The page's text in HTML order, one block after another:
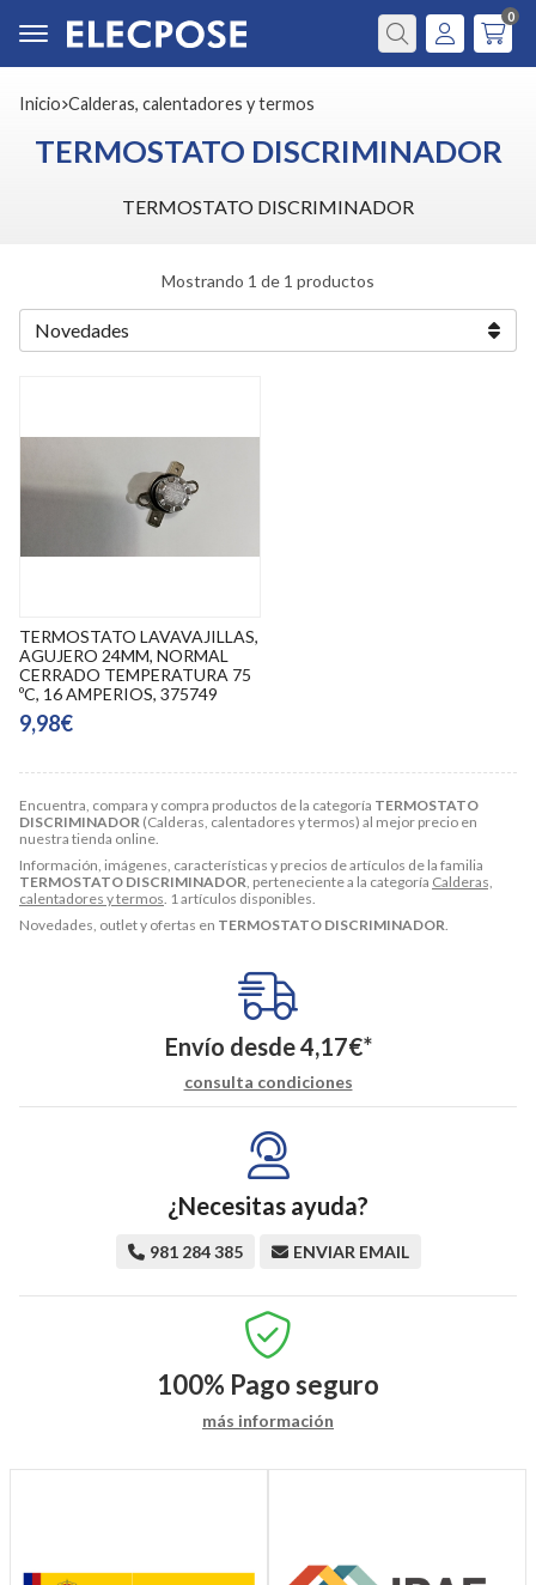
Buscar
0
Inicio calderas, calentadores y termos
TERMOSTATO DISCRIMINADOR
TERMOSTATO DISCRIMINADOR
Encuentra, compara y compra productos de la categoría TERMOSTATO
DISCRIMINADOR (Calderas, calentadores y termos) al mejor precio en
nuestra tienda online.
Información, imágenes, características y precios de artículos de la familia
TERMOSTATO DISCRIMINADOR, perteneciente a la categoría Calderas,
calentadores y termos. 1 artículos disponibles.
Novedades, outlet y ofertas en TERMOSTATO DISCRIMINADOR.
Mostrando 1 de 1 productos
TERMOSTATO LAVAVAJILLAS,
AGUJERO 24MM, NORMAL
CERRADO TEMPERATURA 75
ºC, 16 AMPERIOS, 375749
9,98€
Envío desde4,17€*
consulta condiciones
¿Necesitas ayuda?
981 284 385 ENVIAR EMAIL
100% Pago seguro
más información